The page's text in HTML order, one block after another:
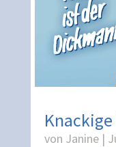
von Janine|